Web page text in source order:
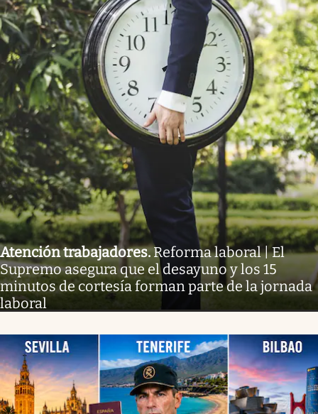
Atención trabajadores.Reforma laboral | El
Supremo asegura que el desayuno y los 15
minutos de cortesía forman parte de la jornada
laboral